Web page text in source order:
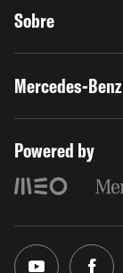
Sobre
Mercedes-Benz
Powered by